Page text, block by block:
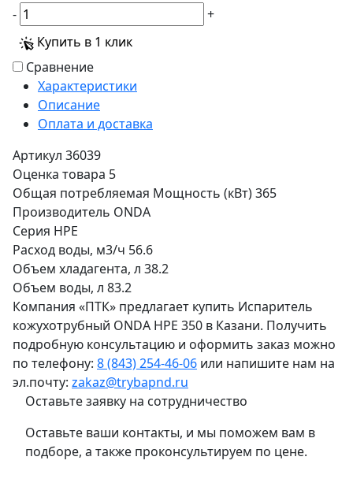
-
+
Купить в 1 клик
Сравнение
Характеристики
Описание
Оплата и доставка
Артикул 36039
Оценка товара 5
Общая потребляемая Мощность (кВт)365
Производитель ONDA
Серия HPE
Расход воды, м3/ч 56.6
Объем хладагента, л 38.2
Объем воды, л 83.2
Компания «ПТК» предлагает купить Испаритель
кожухотрубный ONDA HPE 350 в Казани. Получить
подробную консультацию и оформить заказ можно
по телефону: 8 (843) 254-46-06 или напишите нам на
эл.почту: zakaz@trybapnd.ru
Оставьте заявку на сотрудничество
Оставьте ваши контакты, и мы поможем вам в
подборе, а также проконсультируем по цене.